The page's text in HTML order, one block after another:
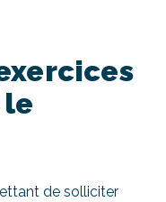
de solliciter